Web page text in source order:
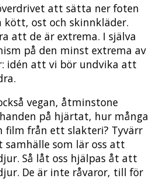
att sätta ner foten
kött, ost och skinnkläder.
att de är extrema. I själva
på den minst extrema av
idén att vi bör undvika att
vegan, åtminstone
på hjärtat, hur många
film från ett slakteri? Tyvärr
som lär oss att
Så låt oss hjälpas åt att
De är inte råvaror, till för